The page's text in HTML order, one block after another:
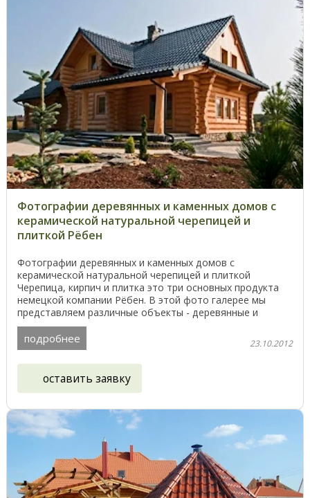
Фотографии деревянных и каменных домов с
керамической натуральной черепицей и
плиткой Рёбен
Фотографии деревянных и каменных домов с
керамической натуральной черепицей и плиткой
Черепица, кирпич и плитка это три основных продукта
немецкой компании Рёбен. В этой фото галерее мы
представляем различные объекты - деревянные и
кирпичные дома, ...
подробнее 23.10.2012
оставить заявку